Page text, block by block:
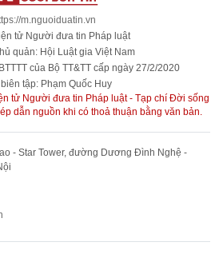
m.nguoiduatin.vn
tử Người đưa tin Pháp luật
quản: Hội Luật gia Việt Nam
của Bộ TT&TT cấp ngày 27/2/2020
tập: Phạm Quốc Huy
tử Người đưa tin Pháp luật - Tạp chí Đời sống
dẫn nguồn khi có thoả thuận bằng văn bản.
- Star Tower, đường Dương Đình Nghệ -